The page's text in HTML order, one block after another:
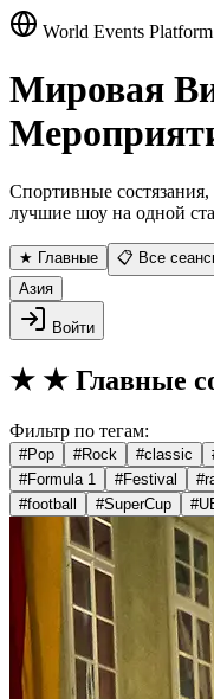
World Events Platform
Мировая
Спортивные
лучшие шоу на одной
★ Главные 📋 Все
Азия
Войти
★ ★ Главные
Фильтр по тегам:
#Pop #Rock #classic
#Formula 1 #Festival #
#football #SuperCup #